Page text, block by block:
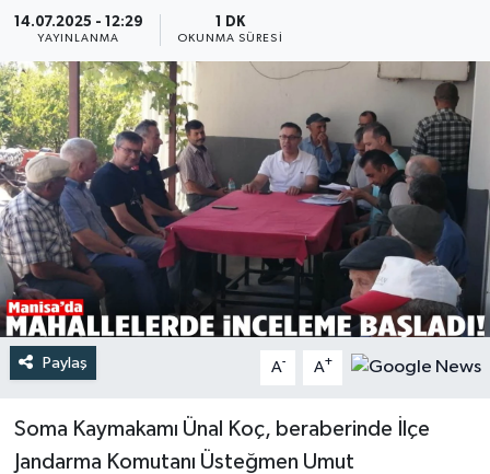
14.07.2025 - 12:29
YAYINLANMA
1 DK
OKUNMA SÜRESI
Paylaş A- A+
Soma Kaymakamı Ünal Koç, beraberinde İlçe
Jandarma Komutanı Üsteğmen Umut
Spor
Türkiye
Yaşam